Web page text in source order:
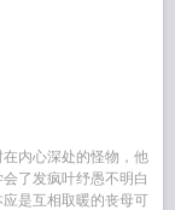
内心深处的怪物，他
了发疯叶纾愚不明白
是互相取暖的丧母可